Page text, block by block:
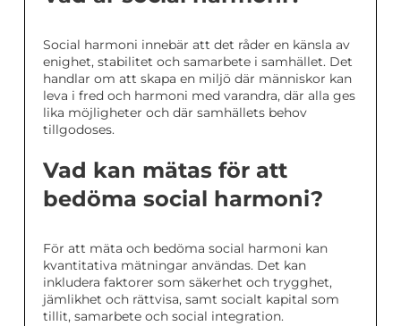
Social harmoni innebär att det råder en känsla av
enighet, stabilitet och samarbete i samhället. Det
handlar om att skapa en miljö där människor kan
leva i fred och harmoni med varandra, där alla ges
lika möjligheter och där samhällets behov
tillgodoses.
Vad kan mätas för att
bedöma social harmoni?
För att mäta och bedöma social harmoni kan
kvantitativa mätningar användas. Det kan
inkludera faktorer som säkerhet och trygghet,
jämlikhet och rättvisa, samt socialt kapital som
tillit, samarbete och social integration.